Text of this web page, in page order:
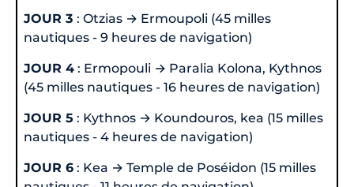
JOUR 3: Otzias → Ermoupoli (45 milles
nautiques - 9 heures de navigation)
JOUR 4 : Ermopouli → Paralia Kolona, Kythnos
(45 milles nautiques - 16 heures de navigation)
JOUR 5 : Kythnos → Koundouros, kea (15 milles
nautiques - 4 heures de navigation)
JOUR 6 : Kea → Temple de Poséidon (15 milles